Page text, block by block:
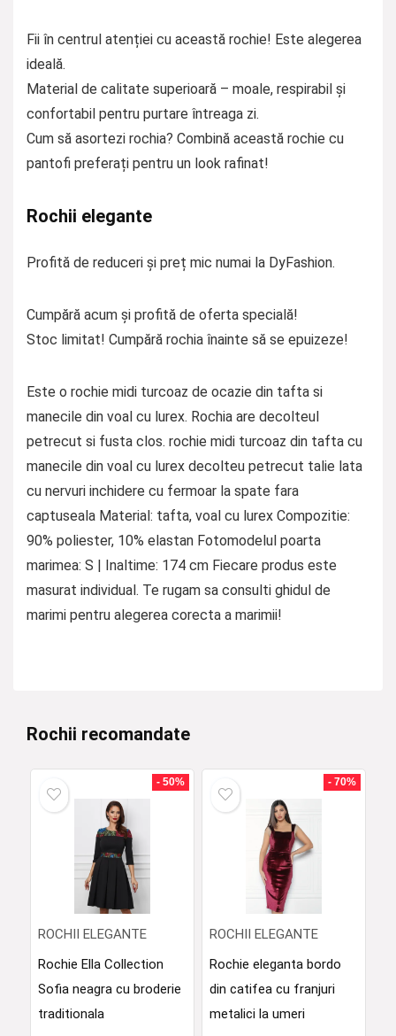
Fii în centrul atenției cu această rochie! Este alegerea
ideală.
Material de calitate superioară – moale, respirabil și
confortabil pentru purtare întreaga zi.
Cum să asortezi rochia? Combină această rochie cu
pantofi preferați pentru un look rafinat!
Rochii elegante
Profită de reduceri și preț mic numai la DyFashion.
Cumpără acum și profită de oferta specială!
Stoc limitat! Cumpără rochia înainte să se epuizeze!
Este o rochie midi turcoaz de ocazie din tafta si
manecile din voal cu lurex. Rochia are decolteul
petrecut si fusta clos. rochie midi turcoaz din tafta cu
manecile din voal cu lurex decolteu petrecut talie lata
cu nervuri inchidere cu fermoar la spate fara
captuseala Material: tafta, voal cu lurex Compozitie:
90% poliester, 10% elastan Fotomodelul poarta
marimea: S | Inaltime: 174 cm Fiecare produs este
masurat individual. Te rugam sa consulti ghidul de
marimi pentru alegerea corecta a marimii!
Rochii recomandate
- 50%
ROCHII ELEGANTE
Rochie Ella Collection
Sofia neagra cu broderie
traditionala
- 70%
ROCHII ELEGANTE
Rochie eleganta bordo
din catifea cu franjuri
metalici la umeri